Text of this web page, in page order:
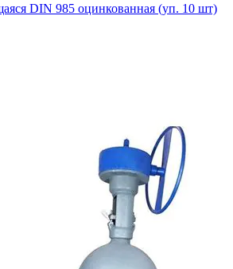
DIN 985 оцинкованная (уп. 10 шт)